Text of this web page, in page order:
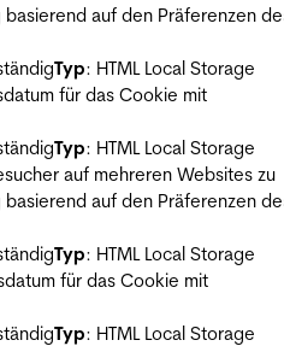
auf den Präferenzen
Typ: HTML Local Storage
für das Cookie mit
Typ: HTML Local Storage
auf mehreren Websites zu
auf den Präferenzen
Typ: HTML Local Storage
für das Cookie mit
Typ: HTML Local Storage